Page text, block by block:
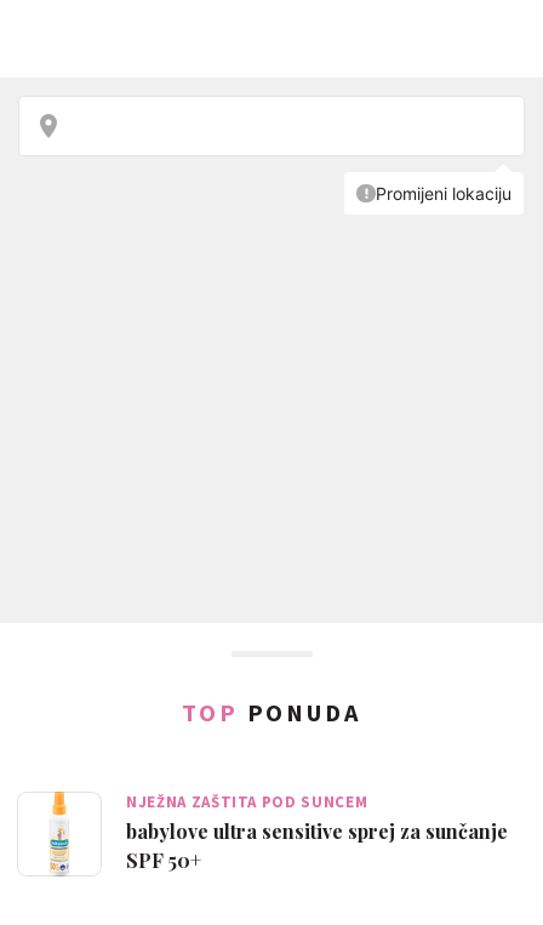
TOP PONUDA
NJEŽNA ZAŠTITA POD SUNCEM
babylove ultra sensitive sprej za sunčanje
SPF 50+